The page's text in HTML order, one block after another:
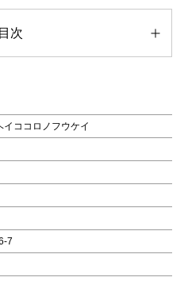
目次
イココロノフウケイ
7